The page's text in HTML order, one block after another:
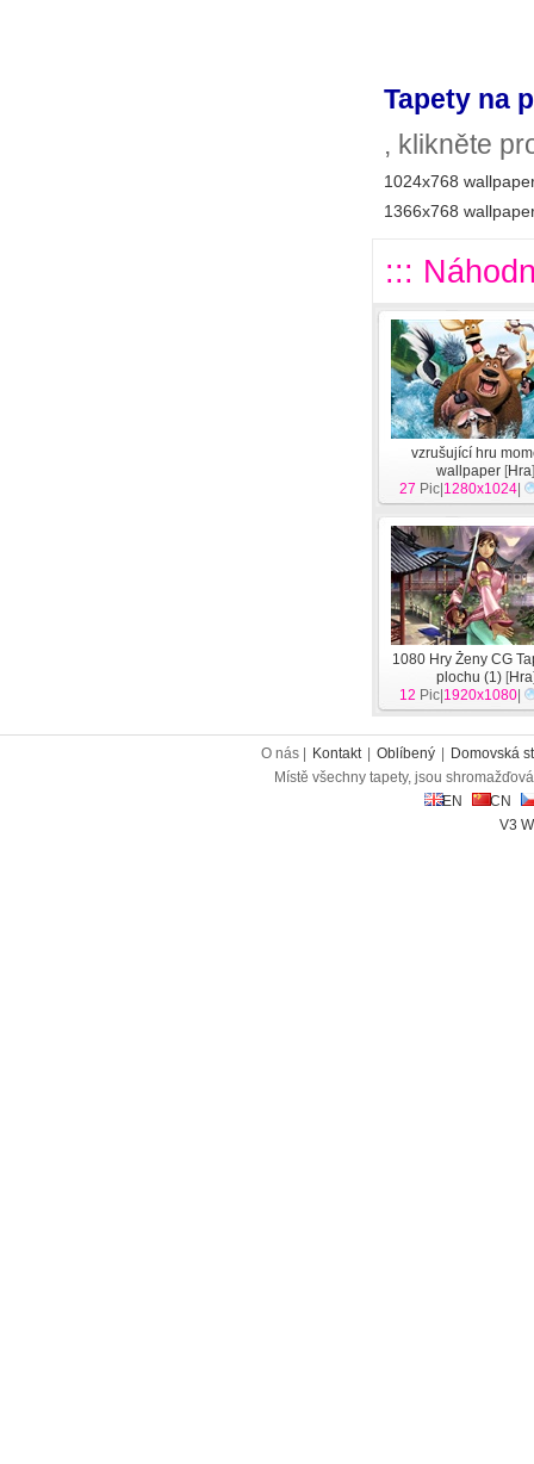
Tapety na
, klikněte
1024x768
1366x768
:::
vzrušující hru
wallpaper [Hra
27 Pic| 1280x1024
1080 Hry Ženy CG
plochu (1) [Hra
12 Pic| 1920x1080
O nás | Kontakt Oblíbený
Domovská
Místě všechny tapety, jsou
EN
CN
V3